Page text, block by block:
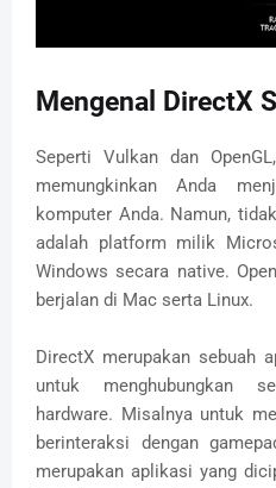
Mengenal DirectX
Seperti Vulkan dan
memungkinkan Anda
komputer Anda. Namun,
adalah platform milik
Windows secara native.
berjalan di Mac serta Linux.
DirectX merupakan sebuah
untuk menghubungkan
hardware. Misalnya untuk
berinteraksi dengan
merupakan aplikasi yang